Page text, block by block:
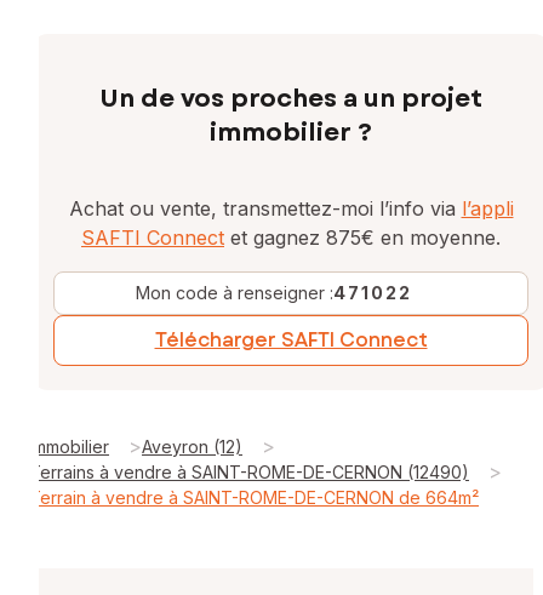
Un de vos proches a un projet
immobilier ?
Achat ou vente, transmettez-moi l’info via l’appli
SAFTI Connect et gagnez 875€ en moyenne.
Mon code à renseigner :471022
Télécharger SAFTI Connect
Immobilier >Aveyron (12) >
Terrains à vendre à SAINT-ROME-DE-CERNON (12490) >
Terrain à vendre à SAINT-ROME-DE-CERNON de 664m²